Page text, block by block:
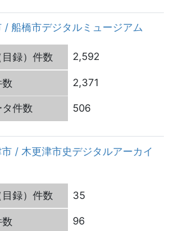
/ 船橋市デジタルミュージアム
2,592
2,371
506
/ 木更津市史デジタルアーカイ
35
96